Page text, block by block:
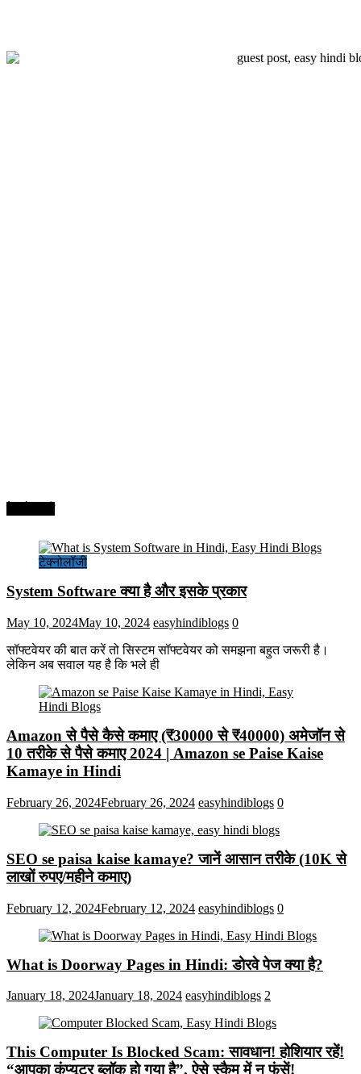
टेक्नोलॉजी
System Software क्या है और इसके प्रकार
May 10, 2024May 10, 2024 easyhindiblogs 0
सॉफ्टवेयर की बात करें तो सिस्टम सॉफ्टवेयर को समझना बहुत जरूरी है।
लेकिन अब सवाल यह है कि भले ही
Amazon से पैसे कैसे कमाए (₹30000 से ₹40000) अमेजॉन से
10 तरीके से पैसे कमाए 2024 | Amazon se Paise Kaise
Kamaye in Hindi
February 26, 2024February 26, 2024 easyhindiblogs 0
SEO se paisa kaise kamaye? जानें आसान तरीके (10K से
लाखों रुपए/महीने कमाए)
February 12, 2024February 12, 2024 easyhindiblogs 0
What is Doorway Pages in Hindi: डोरवे पेज क्या है?
January 18, 2024January 18, 2024 easyhindiblogs 2
This Computer Is Blocked Scam: सावधान! होशियार रहें!
“आपका कंप्यूटर ब्लॉक हो गया है”, ऐसे स्कैम में न फंसें!